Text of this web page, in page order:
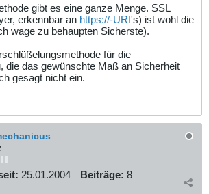
gibt es eine ganze Menge. SSL
erkennbar an https://-URI's) ist wohl die
wage zu behaupten Sicherste).
für die
die das gewünschte Maß an Sicherheit
gesagt nicht ein.
25.01.2004 Beiträge: 8